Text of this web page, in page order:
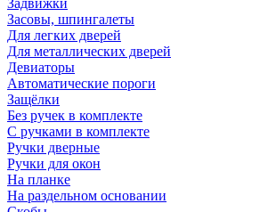
Задвижки
Засовы, шпингалеты
Для легких дверей
Для металлических дверей
Девиаторы
Автоматические пороги
Защёлки
Без ручек в комплекте
С ручками в комплекте
Ручки дверные
Ручки для окон
На планке
На раздельном основании